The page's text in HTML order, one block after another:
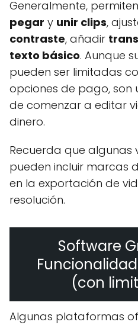
Generalmente,
pegar y unir clips,
contraste, añadir
texto básico. Aunque
pueden ser limitadas
opciones de pago, son
de comenzar a editar
dinero.
Recuerda que algunas
pueden incluir marcas
en la exportación de
resolución.
Software
(con
Algunas plataformas